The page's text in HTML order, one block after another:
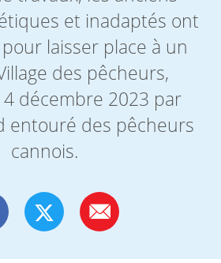
et inadaptés ont
laisser place à un
des pêcheurs,
décembre 2023 par
entouré des pêcheurs
cannois.